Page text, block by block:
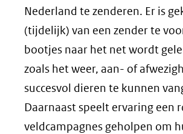
Nederland te zenderen. Er is
(tijdelijk) van een zender te
bootjes naar het net wordt
zoals het weer, aan- of
succesvol dieren te kunnen
Daarnaast speelt ervaring een
veldcampagnes geholpen om